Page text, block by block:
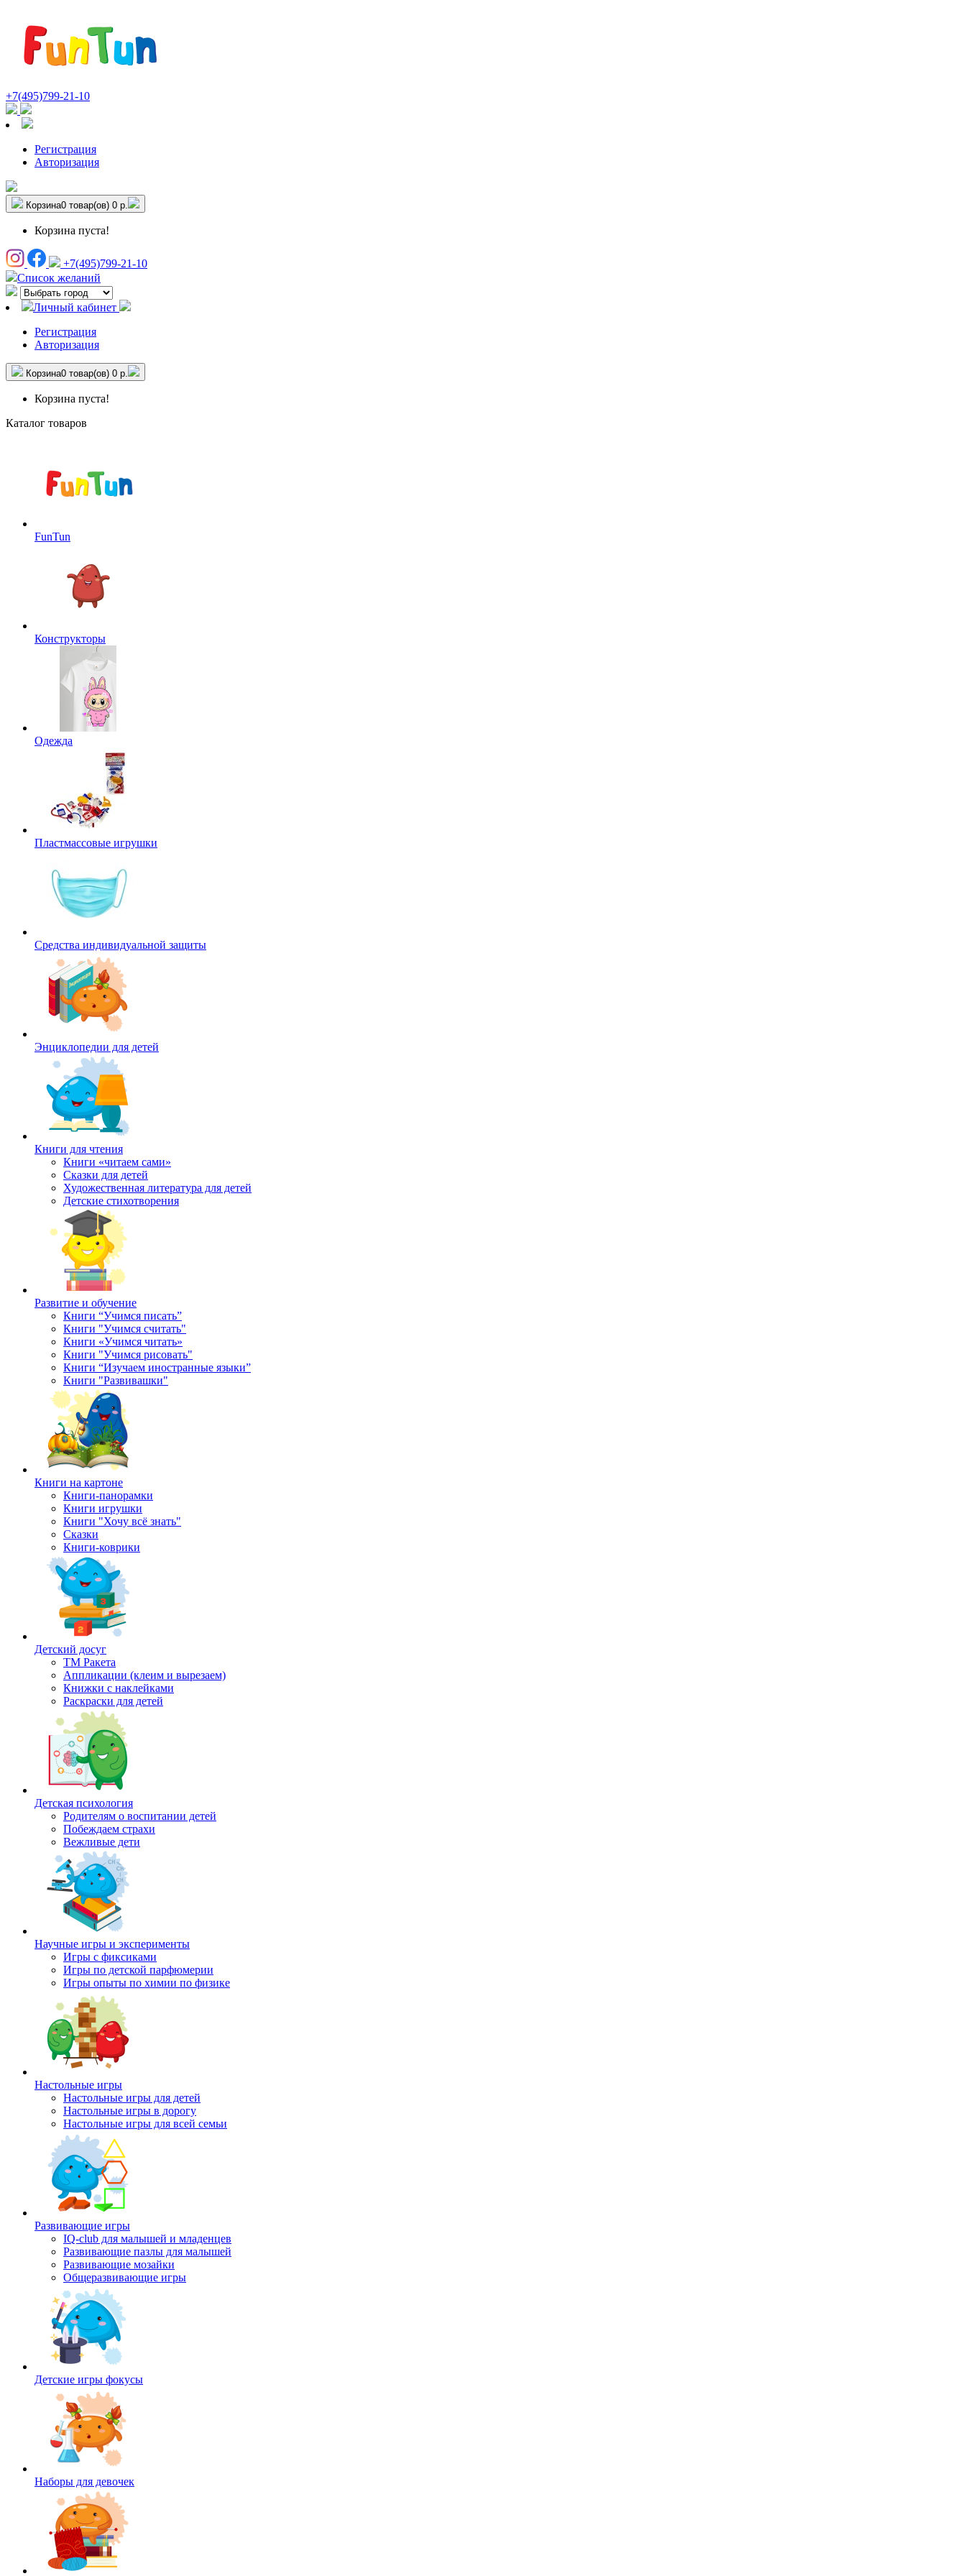
+7(495)799-21-10
Регистрация
Авторизация
Корзина0 товар(ов) 0 р.
Корзина пуста!
+7(495)799-21-10
Список желаний
Личный кабинет
Регистрация
Авторизация
Корзина0 товар(ов) 0 р.
Корзина пуста!
Каталог товаров
FunTun
Конструкторы
Одежда
Пластмассовые игрушки
Средства индивидуальной защиты
Энциклопедии для детей
Книги для чтения
Книги «читаем сами»
Сказки для детей
Художественная литература для детей
Детские стихотворения
Развитие и обучение
Книги “Учимся писать”
Книги "Учимся считать"
Книги «Учимся читать»
Книги "Учимся рисовать"
Книги “Изучаем иностранные языки”
Книги "Развивашки"
Книги на картоне
Книги-панорамки
Книги игрушки
Книги "Хочу всё знать"
Сказки
Книги-коврики
Детский досуг
ТМ Ракета
Аппликации (клеим и вырезаем)
Книжки с наклейками
Раскраски для детей
Детская психология
Родителям о воспитании детей
Побеждаем страхи
Вежливые дети
Научные игры и эксперименты
Игры с фиксиками
Игры по детской парфюмерии
Игры опыты по химии по физике
Настольные игры
Настольные игры для детей
Настольные игры в дорогу
Настольные игры для всей семьи
Развивающие игры
IQ-club для малышей и младенцев
Развивающие пазлы для малышей
Развивающие мозайки
Общеразвивающие игры
Детские игры фокусы
Наборы для девочек